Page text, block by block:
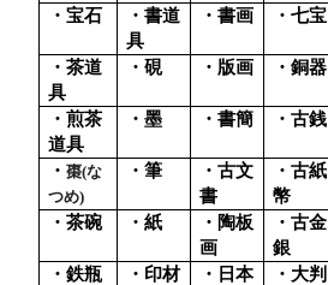
・宝石
・書道
具
・書画 ・七宝
・茶道
具
・硯 ・版画 ・銅器
・煎茶
道具
・墨 ・書簡 ・古銭
・棗(な
つめ)
・筆
・古文
書
・古紙
幣
・茶碗 ・紙
・陶板
画
・古金
銀
・鉄瓶 ・印材
・日本
・大判